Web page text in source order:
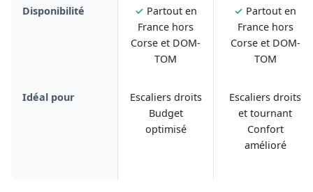
Disponibilité ✓ Partout en
France hors
Corse et DOM-
TOM
✓ Partout en
France hors
Corse et DOM-
TOM
Idéal pour
Escaliers droits
Budget
optimisé
Escaliers droits
et tournant
Confort
amélioré